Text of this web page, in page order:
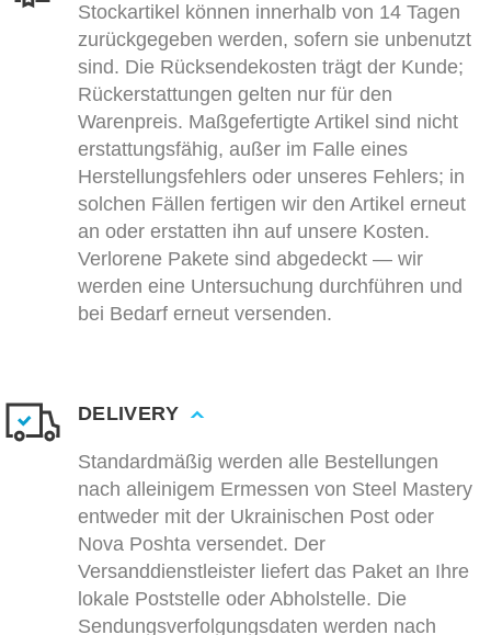
Stockartikel können innerhalb von 14 Tagen
zurückgegeben werden, sofern sie unbenutzt
sind. Die Rücksendekosten trägt der Kunde;
Rückerstattungen gelten nur für den
Warenpreis. Maßgefertigte Artikel sind nicht
erstattungsfähig, außer im Falle eines
Herstellungsfehlers oder unseres Fehlers; in
solchen Fällen fertigen wir den Artikel erneut
an oder erstatten ihn auf unsere Kosten.
Verlorene Pakete sind abgedeckt — wir
werden eine Untersuchung durchführen und
bei Bedarf erneut versenden.
DELIVERY
Standardmäßig werden alle Bestellungen
nach alleinigem Ermessen von Steel Mastery
entweder mit der Ukrainischen Post oder
Nova Poshta versendet. Der
Versanddienstleister liefert das Paket an Ihre
lokale Poststelle oder Abholstelle. Die
Sendungsverfolgungsdaten werden nach